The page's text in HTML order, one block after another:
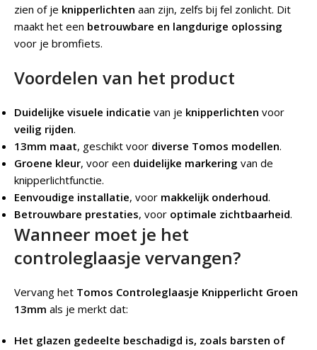
zien of je knipperlichten aan zijn, zelfs bij fel zonlicht. Dit
maakt het een betrouwbare en langdurige oplossing
voor je bromfiets.
Voordelen van het product
Duidelijke visuele indicatie van je knipperlichten voor
veilig rijden.
13mm maat, geschikt voor diverse Tomos modellen.
Groene kleur, voor een duidelijke markering van de
knipperlichtfunctie.
Eenvoudige installatie, voor makkelijk onderhoud.
Betrouwbare prestaties, voor optimale zichtbaarheid.
Wanneer moet je het
controleglaasje vervangen?
Vervang het Tomos Controleglaasje Knipperlicht Groen
13mm als je merkt dat:
Het glazen gedeelte beschadigd is, zoals barsten of